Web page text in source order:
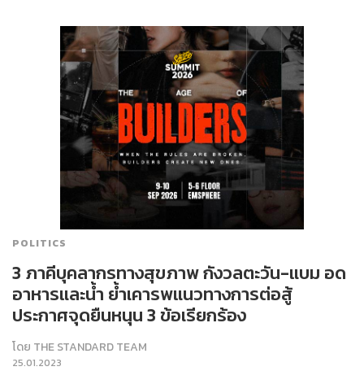
POLITICS
3 ภาคีบุคลากรทางสุขภาพ กังวลตะวัน-แบม อด
อาหารและน้ำ ย้ำเคารพแนวทางการต่อสู้
ประกาศจุดยืนหนุน 3 ข้อเรียกร้อง
โดย THE STANDARD TEAM
25.01.2023